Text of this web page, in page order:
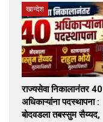
खान्देश
राज्यसेवा निकालानंतर 40
अधिकाऱ्यांना पदस्थापना :
बोदवडला तबस्सुम सैय्यद,